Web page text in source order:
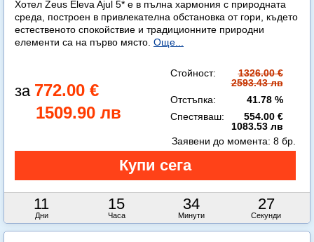
Хотел Zeus Eleva Ajul 5* е в пълна хармония с природната
среда, построен в привлекателна обстановка от гори, където
естественото спокойствие и традиционните природни
елементи са на първо място. Още...
772.00 €
1509.90 лв
Стойност:
1326.00 €
2593.43 лв
Отстъпка:
41.78 %
Спестяваш:
554.00 €
1083.53 лв
11
Дни
15
Часа
34
Минути
25
Секунди
Заявени до момента: 8 бр.